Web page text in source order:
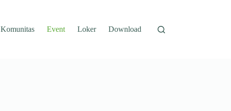
Komunitas Event Loker Download